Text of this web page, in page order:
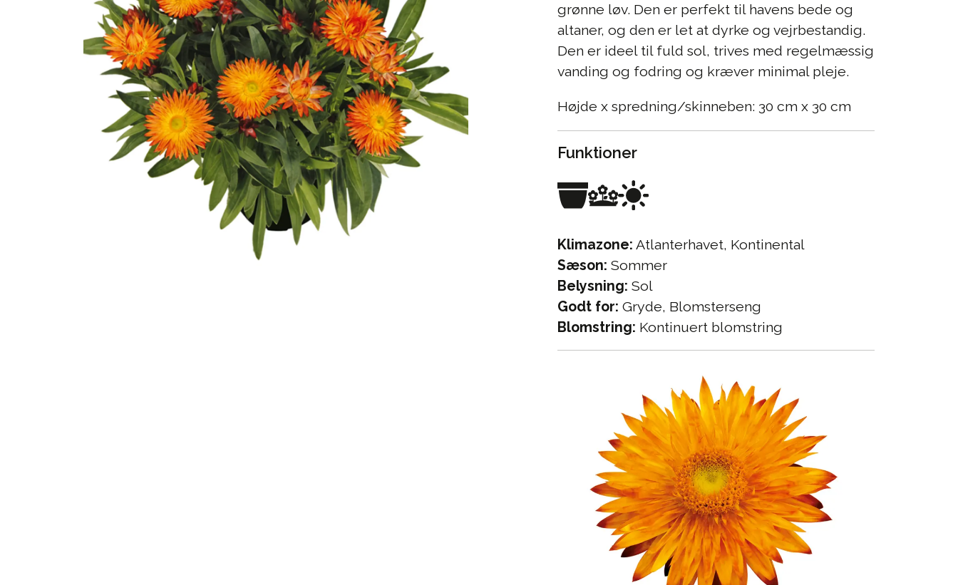
grønne løv. Den er perfekt til havens bede og
altaner, og den er let at dyrke og vejrbestandig.
Den er ideel til fuld sol, trives med regelmæssig
vanding og fodring og kræver minimal pleje.
Højde x spredning/skinneben: 30 cm x 30 cm
Funktioner
Klimazone: Atlanterhavet, Kontinental
Sæson: Sommer
Belysning: Sol
Godt for: Gryde, Blomsterseng
Blomstring: Kontinuert blomstring